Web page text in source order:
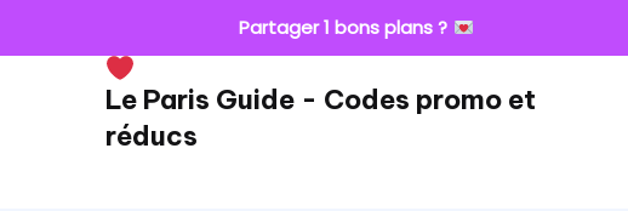
​Le Paris Guide - Codes promo et
réducs
Partager 1 bons plans ?